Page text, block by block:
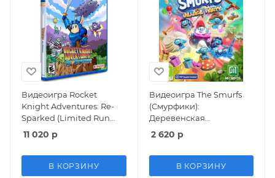
Видеоигра Rocket
Knight Adventures: Re-
Sparked (Limited Run
#532) (PS4)
11 020 р
В КОРЗИНУ
Видеоигра The Smurfs
(Смурфики):
Деревенская
Вечеринка (Village
Party) Русская Версия
2 620 р
В КОРЗИНУ